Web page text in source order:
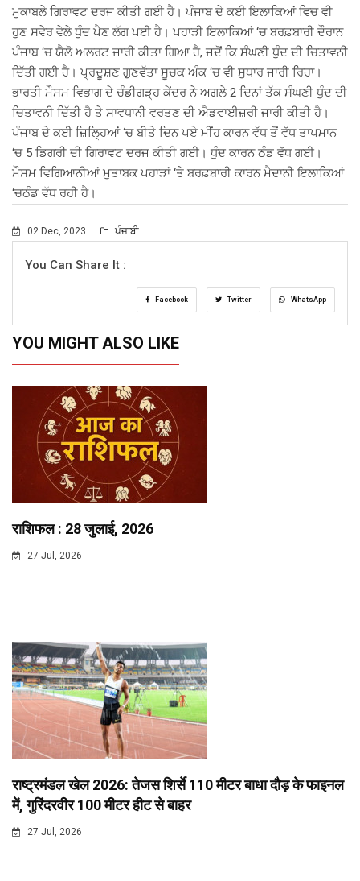
ਮੁਕਾਬਲੇ ਗਿਰਾਵਟ ਦਰਜ ਕੀਤੀ ਗਈ ਹੈ। ਪੰਜਾਬ ਦੇ ਕਈ ਇਲਾਕਿਆਂ ਵਿਚ ਵੀ
ਹੁਣ ਸਵੇਰ ਵੇਲੇ ਧੁੰਦ ਪੈਣ ਲੱਗ ਪਈ ਹੈ। ਪਹਾੜੀ ਇਲਾਕਿਆਂ ‘ਚ ਬਰਫ਼ਬਾਰੀ ਦੌਰਾਨ
ਪੰਜਾਬ ‘ਚ ਯੈਲੋ ਅਲਰਟ ਜਾਰੀ ਕੀਤਾ ਗਿਆ ਹੈ, ਜਦੋਂ ਕਿ ਸੰਘਣੀ ਧੁੰਦ ਦੀ ਚਿਤਾਵਨੀ
ਦਿੱਤੀ ਗਈ ਹੈ। ਪ੍ਰਦੂਸ਼ਣ ਗੁਣਵੱਤਾ ਸੂਚਕ ਅੰਕ ‘ਚ ਵੀ ਸੁਧਾਰ ਜਾਰੀ ਰਿਹਾ।
ਭਾਰਤੀ ਮੌਸਮ ਵਿਭਾਗ ਦੇ ਚੰਡੀਗੜ੍ਹ ਕੇਂਦਰ ਨੇ ਅਗਲੇ 2 ਦਿਨਾਂ ਤੱਕ ਸੰਘਣੀ ਧੁੰਦ ਦੀ
ਚਿਤਾਵਨੀ ਦਿੱਤੀ ਹੈ ਤੇ ਸਾਵਧਾਨੀ ਵਰਤਣ ਦੀ ਐਡਵਾਈਜ਼ਰੀ ਜਾਰੀ ਕੀਤੀ ਹੈ।
ਪੰਜਾਬ ਦੇ ਕਈ ਜ਼ਿਲ੍ਹਿਆਂ ‘ਚ ਬੀਤੇ ਦਿਨ ਪਏ ਮੀਂਹ ਕਾਰਨ ਵੱਧ ਤੋਂ ਵੱਧ ਤਾਪਮਾਨ
‘ਚ 5 ਡਿਗਰੀ ਦੀ ਗਿਰਾਵਟ ਦਰਜ ਕੀਤੀ ਗਈ। ਧੁੰਦ ਕਾਰਨ ਠੰਡ ਵੱਧ ਗਈ।
ਮੌਸਮ ਵਿਗਿਆਨੀਆਂ ਮੁਤਾਬਕ ਪਹਾੜਾਂ ‘ਤੇ ਬਰਫ਼ਬਾਰੀ ਕਾਰਨ ਮੈਦਾਨੀ ਇਲਾਕਿਆਂ
‘ਚਠੰਡ ਵੱਧ ਰਹੀ ਹੈ।
02 Dec, 2023 ਪੰਜਾਬੀ
You Can Share It :
Facebook Twitter WhatsApp
YOU MIGHT ALSO LIKE
राशिफल : 28 जुलाई, 2026
27 Jul, 2026
राष्ट्रमंडल खेल 2026: तेजस शिर्से 110 मीटर बाधा दौड़ के फाइनल
में, गुरिंदरवीर 100 मीटर हीट से बाहर
27 Jul, 2026